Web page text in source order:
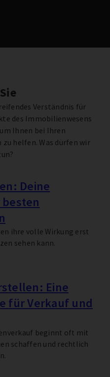
Verständnis für
des Immobilienwesens
Ihnen bei Ihren
helfen. Was dürfen wir
Deine
ihre volle Wirkung erst
sehen kann.
Eine
für Verkauf und
beginnt oft mit
schaffen und rechtlich